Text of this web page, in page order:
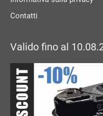
Contatti
Valido fino al